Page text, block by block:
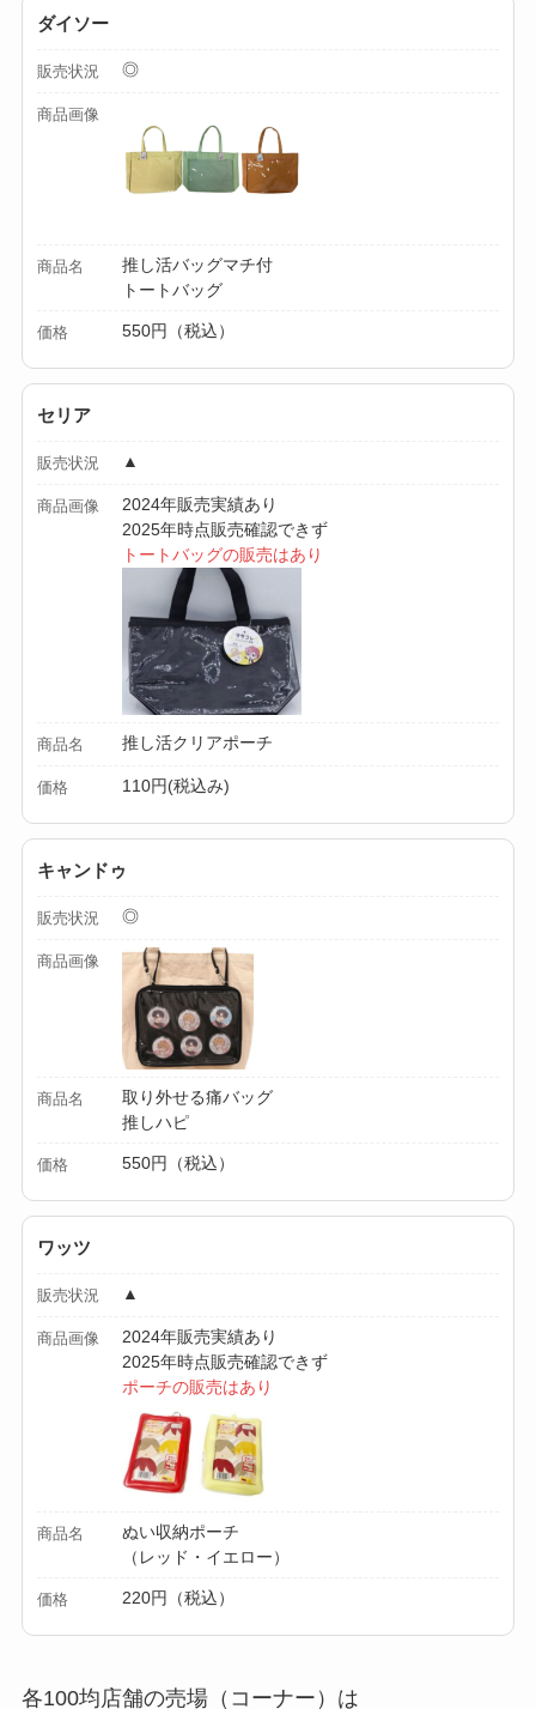
【100均】ダイソー/
【100均】ダイソー/
【100均】ダイソー/
ミルは買える？手
動・電動・ワンハン
ドの違いもわかりや
すく解説！
ドシートカバーは買
セリア等でカトラリ
ダイソー
販売状況 ◎
商品画像
商品名
推し活バッグマチ付
トートバッグ
価格 550円（税込）
セリア
販売状況 ▲
商品画像
2024年販売実績あり
2025年時点販売確認できず
トートバッグの販売はあり
商品名 推し活クリアポーチ
価格 110円(税込み)
キャンドゥ
販売状況 ◎
商品画像
商品名
取り外せる痛バッグ
推しハピ
価格 550円（税込）
ワッツ
販売状況 ▲
商品画像
2024年販売実績あり
2025年時点販売確認できず
ポーチの販売はあり
商品名
ぬい収納ポーチ
（レッド・イエロー）
価格 220円（税込）
各100均店舗の売場（コーナー）は